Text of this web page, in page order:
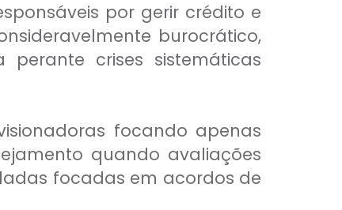
por gerir crédito e
burocrático,
crises sistemáticas
focando apenas
quando avaliações
focadas em acordos de